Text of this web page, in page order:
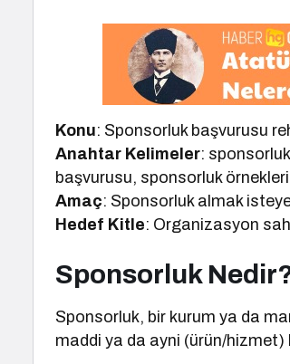
Konu: Sponsorluk başvurusu
Anahtar Kelimeler:
başvurusu, sponsorluk
Amaç: Sponsorluk almak
Hedef Kitle: Organizasyon
Sponsorluk
Sponsorluk, bir kurum ya da
maddi ya da ayni (ürün/hizmet)